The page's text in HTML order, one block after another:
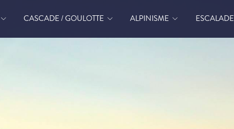
CASCADE / GOULOTTE ALPINISME ESCALADE